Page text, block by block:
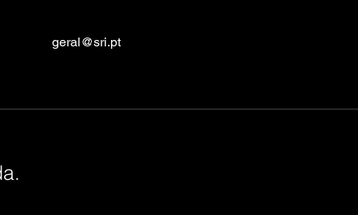
geral@sri.pt